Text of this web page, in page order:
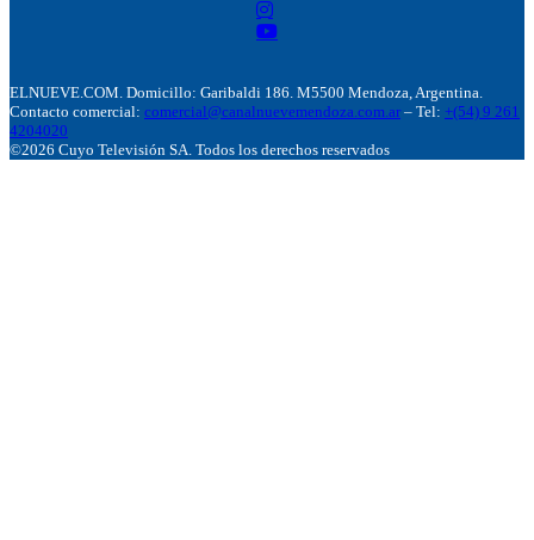
ELNUEVE.COM. Domicillo: Garibaldi 186. M5500 Mendoza, Argentina.
Contacto comercial: comercial@canalnuevemendoza.com.ar – Tel: +(54) 9 261
4204020
©2026 Cuyo Televisión SA. Todos los derechos reservados